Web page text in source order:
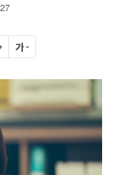
크게
글자 작게